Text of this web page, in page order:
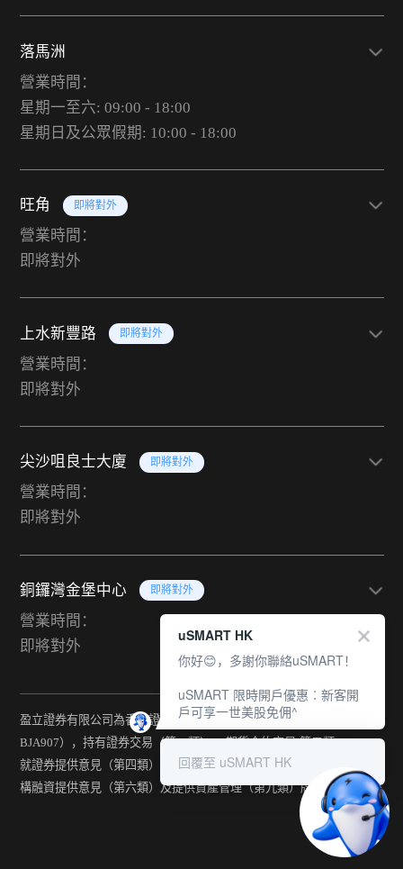
落馬洲
營業時間：
星期一至六: 09:00 - 18:00
星期日及公眾假期: 10:00 - 18:00
旺角 即將對外
營業時間：
即將對外
上水新豐路 即將對外
營業時間：
即將對外
尖沙咀良士大廈 即將對外
營業時間：
即將對外
銅鑼灣金堡中心 即將對外
營業時間：
即將對外
盈立證券有限公司為香港證監會持牌法團（中央編號：
BJA907），持有證券交易（第一類） 、期貨合約交易(第二類) 、
就證券提供意見（第四類） 、就期貨合約提供意見(第五類) 、就機
構融資提供意見（第六類）及提供資產管理（第九類）牌照。
uSMART HK
你好😊，多謝你聯絡uSMART！
uSMART 限時開戶優惠︰新客開
戶可享一世美股免佣^
回覆至 uSMART HK